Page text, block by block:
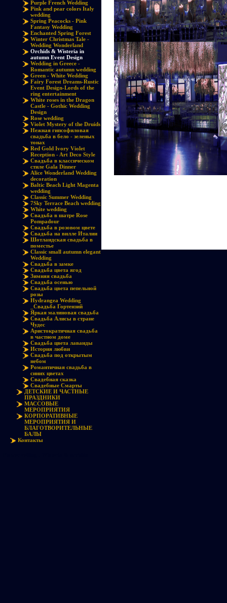
Purple French Wedding
Pink and pear colors Italy
wedding
Spring Peacocks - Pink
Fantasy Wedding
Enchanted Spring Forest
Winter Christmas Tale -
Wedding Wonderland
Orchids & Wisteria in
autumn Event Design
Wedding in Greece -
Romantic autumn wedding
Green - White Wedding
Fairy Forest Dreams-Rustic
Event Design-Lords of the
ring entertainment
White roses in the Dragon
Castle - Gothic Wedding
Design
Rose wedding
Violet Mystery of the Druids
Нежная гипсофиловая
свадьба в бело - зеленых
тонах
Red Gold Ivory Violet
Reception - Art Deco Style
Свадьба в классическом
стиле Gala Dinner
Alice Wonderland Wedding
decoration
Baltic Beach Light Magenta
wedding
Classic Summer Wedding
7Sky Terrace Beach wedding
White wedding
Cвадьба в шатре Rose
Pompadour
Свадьба в розовом цвете
Свадьба на вилле Италии
Шотландская свадьба в
поместье
Classic small autumn elegant
Wedding
Свадьба в замке
Свадьба цвета ягод
Зимняя свадьба
Свадьба осенью
Свадьба цвета пепельной
розы
Hydrangea Wedding
_Свадьба Гортензий
Яркая малиновая свадьба
Свадьба Алисы в стране
Чудес
Аристократичная свадьба
в частном доме
Свадьба цвета лаванды
История любви
Свадьба под открытым
небом
Романтичная свадьба в
синих цветах
Свадебная сказка
Свадебные Смарты
ДЕТСКИЕ И ЧАСТНЫЕ
ПРАЗДНИКИ
МАССОВЫЕ
МЕРОПРИЯТИЯ
КОРПОРАТИВНЫЕ
МЕРОПРИЯТИЯ И
БЛАГОТВОРИТЕЛЬНЫЕ
БАЛЫ
Контакты